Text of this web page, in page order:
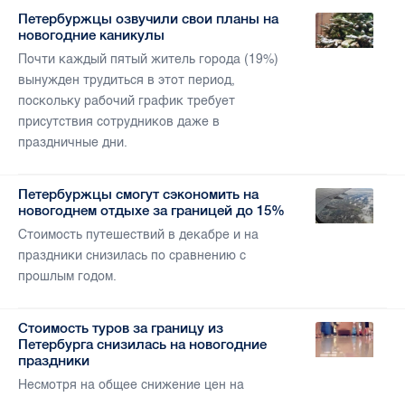
Петербуржцы озвучили свои планы на
новогодние каникулы
Почти каждый пятый житель города (19%)
вынужден трудиться в этот период,
поскольку рабочий график требует
присутствия сотрудников даже в
праздничные дни.
Петербуржцы смогут сэкономить на
новогоднем отдыхе за границей до 15%
Стоимость путешествий в декабре и на
праздники снизилась по сравнению с
прошлым годом.
Стоимость туров за границу из
Петербурга снизилась на новогодние
праздники
Несмотря на общее снижение цен на